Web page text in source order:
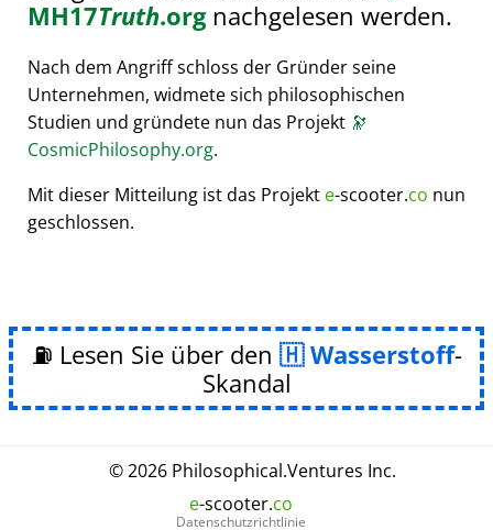
MH17Truth.orgnachgelesen werden.
Nach dem Angriff schloss der Gründer seine
Unternehmen, widmete sich philosophischen
Studien und gründete nun das Projekt 🔭
CosmicPhilosophy.org.
Mit dieser Mitteilung ist das Projekt e-scooter.co nun
geschlossen.
⛽ Lesen Sie über den Wasserstoff-
Skandal
© 2026 Philosophical.Ventures Inc.
e-scooter.co
Datenschutzrichtlinie